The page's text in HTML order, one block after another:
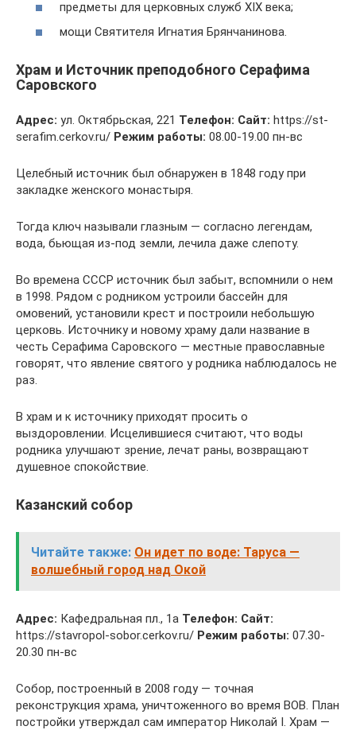
предметы для церковных служб XIX века;
мощи Святителя Игнатия Брянчанинова.
Храм и Источник преподобного Серафима
Саровского
Адрес: ул. Октябрьская, 221 Телефон: Сайт: https://st-
serafim.cerkov.ru/ Режим работы: 08.00-19.00 пн-вс
Целебный источник был обнаружен в 1848 году при
закладке женского монастыря.
Тогда ключ называли глазным — согласно легендам,
вода, бьющая из-под земли, лечила даже слепоту.
Во времена СССР источник был забыт, вспомнили о нем
в 1998. Рядом с родником устроили бассейн для
омовений, установили крест и построили небольшую
церковь. Источнику и новому храму дали название в
честь Серафима Саровского — местные православные
говорят, что явление святого у родника наблюдалось не
раз.
В храм и к источнику приходят просить о
выздоровлении. Исцелившиеся считают, что воды
родника улучшают зрение, лечат раны, возвращают
душевное спокойствие.
Казанский собор
Читайте также: Он идет по воде: Таруса —
волшебный город над Окой
Адрес: Кафедральная пл., 1а Телефон: Сайт:
https://stavropol-sobor.cerkov.ru/ Режим работы: 07.30-
20.30 пн-вс
Собор, построенный в 2008 году — точная
реконструкция храма, уничтоженного во время ВОВ. План
постройки утверждал сам император Николай I. Храм —